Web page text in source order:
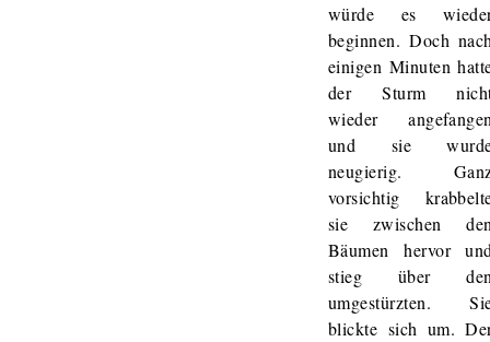
würde es
beginnen. Doch
einigen Minuten
der Sturm
wieder
und sie
neugierig.
vorsichtig
sie zwischen
Bäumen hervor
stieg über
umgestürzten.
blickte sich um.